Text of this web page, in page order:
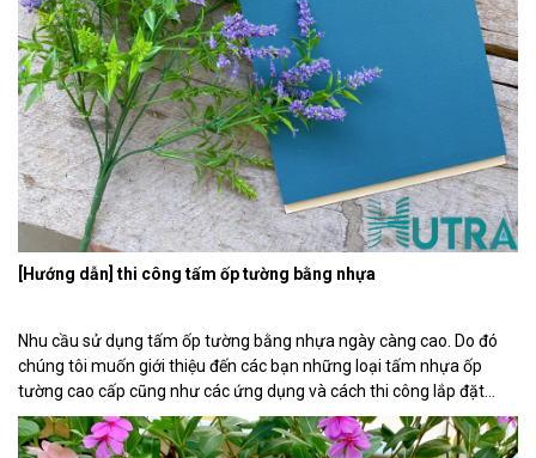
[Hướng dẫn] thi công tấm ốp tường bằng nhựa
Nhu cầu sử dụng tấm ốp tường bằng nhựa ngày càng cao. Do đó
chúng tôi muốn giới thiệu đến các bạn những loại tấm nhựa ốp
tường cao cấp cũng như các ứng dụng và cách thi công lắp đặt
dòng sản phẩm này. Tại sao tấm ốp tường bằng nhựa lại ngày
càng […]